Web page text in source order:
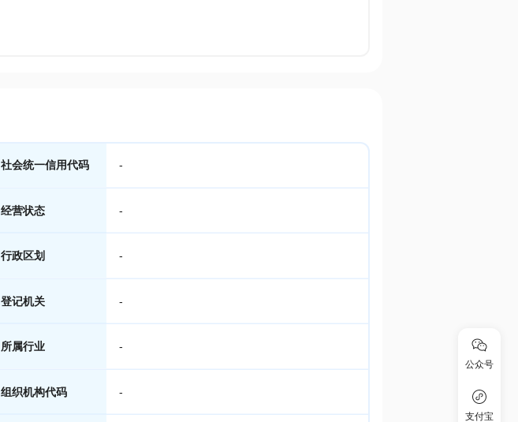
社会统一信用代码 -
经营状态 -
行政区划 -
登记机关 -
所属行业 -
组织机构代码 -
公众号
支付宝